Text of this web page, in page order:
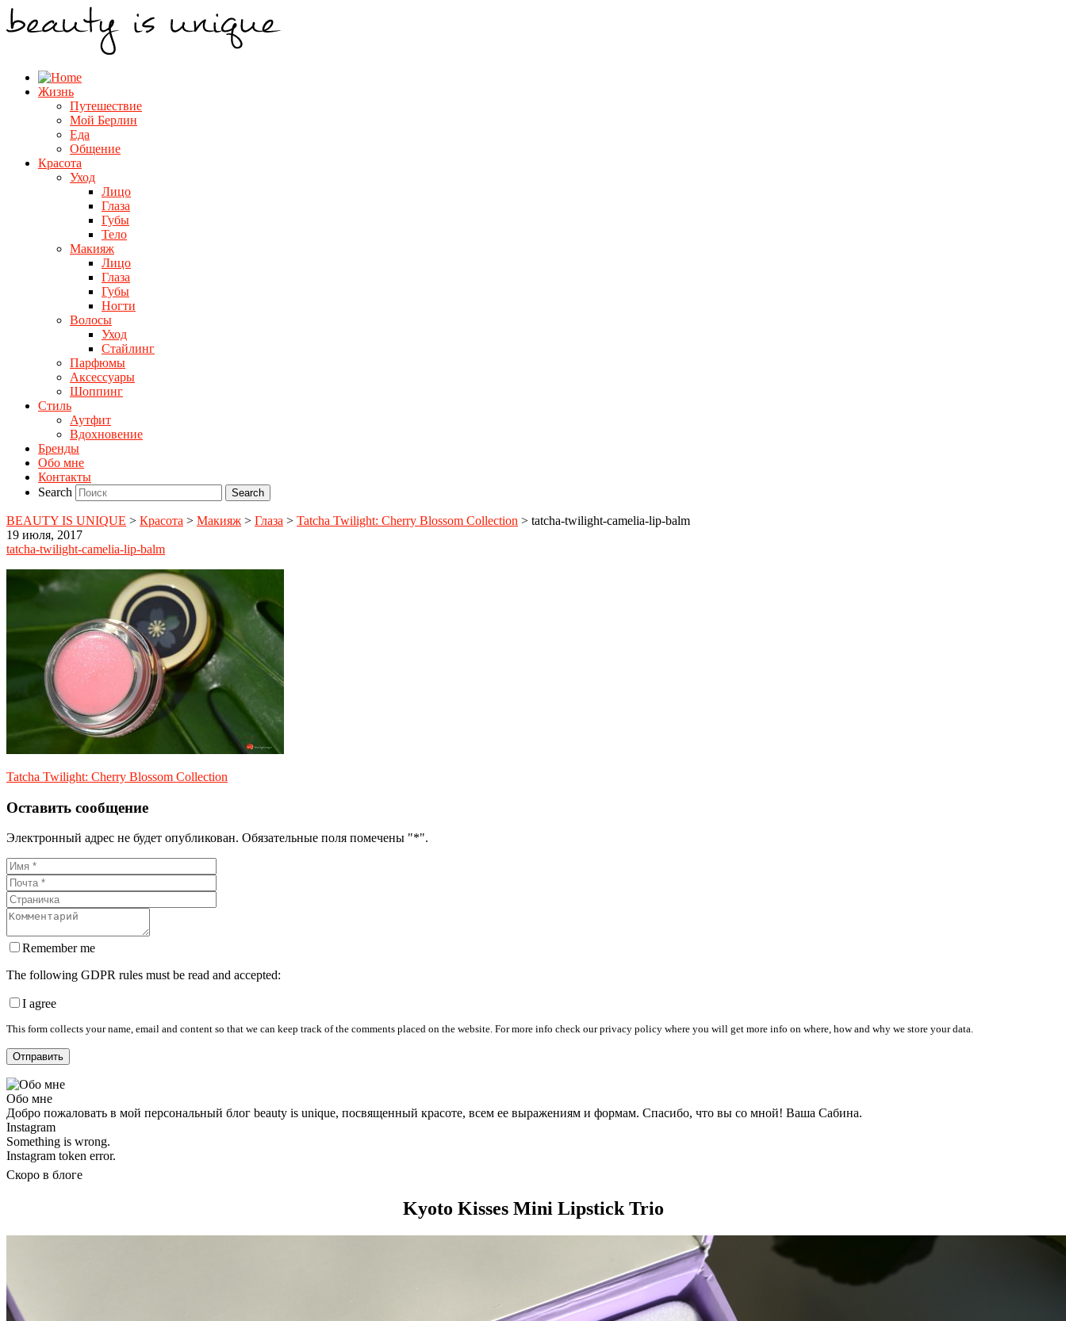
Жизнь
Путешествие
Мой Берлин
Еда
Общение
Красота
Уход
Лицо
Глаза
Губы
Тело
Макияж
Лицо
Глаза
Губы
Ногти
Волосы
Уход
Стайлинг
Парфюмы
Аксессуары
Шоппинг
Стиль
Аутфит
Вдохновение
Бренды
Обо мне
Контакты
Search
BEAUTY IS UNIQUE > Красота > Макияж > Глаза > Tatcha Twilight: Cherry Blossom Collection > tatcha-twilight-camelia-lip-balm
19 июля, 2017
tatcha-twilight-camelia-lip-balm
Tatcha Twilight: Cherry Blossom Collection
Оставить сообщение
Электронный адрес не будет опубликован. Обязательные поля помечены "*".
Remember me
The following GDPR rules must be read and accepted:
I agree
This form collects your name, email and content so that we can keep track of the comments placed on the website. For more info check our privacy policy where you will get more info on where, how and why we store your data.
Обо мне
Добро пожаловать в мой персональный блог beauty is unique, посвященный красоте, всем ее выражениям и формам. Спасибо, что вы со мной! Ваша Сабина.
Instagram
Something is wrong.
Instagram token error.
Скоро в блоге
Kyoto Kisses Mini Lipstick Trio